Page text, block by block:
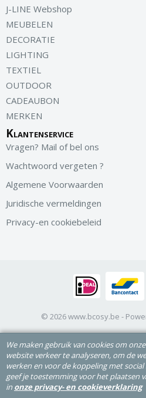
J-LINE Webshop
MEUBELEN
DECORATIE
LIGHTING
TEXTIEL
OUTDOOR
CADEAUBON
MERKEN
Klantenservice
Vragen? Mail of bel ons
Wachtwoord vergeten ?
Algemene Voorwaarden
Juridische vermeldingen
Privacy-en cookiebeleid
© 2026 www.bcosy.be -
We maken gebruik van cookies om
website verkeer te analyseren, om de
werken en voor de koppeling met
geef je toestemming voor het plaatsen
in onze privacy- en cookieverklaring